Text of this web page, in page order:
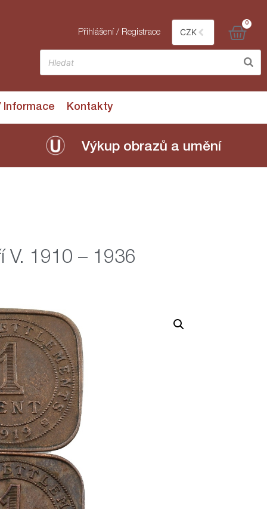
Přihlášení / Registrace CZK
0
Informace Kontakty
Výkup obrazů a umění
V. 1910 – 1936